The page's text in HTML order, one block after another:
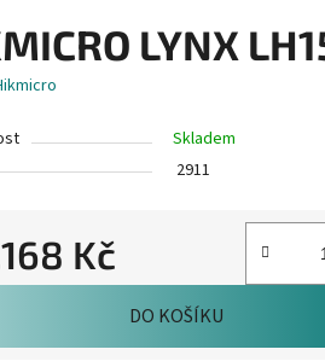
LYNX
Skladem
2911
Kč
DO KOŠÍKU